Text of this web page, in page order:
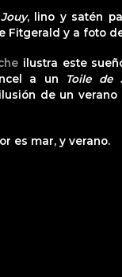
, lino y satén
Fitgerald y a foto
ilustra este
a un
Toilede
de un
es mar, y verano.